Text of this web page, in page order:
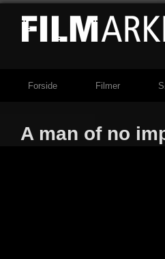
Forside Filmer
A man of no